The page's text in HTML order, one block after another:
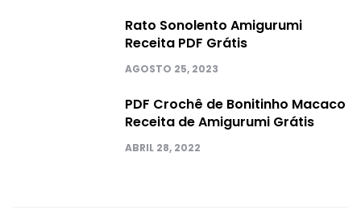
Rato Sonolento Amigurumi
Receita PDF Grátis
AGOSTO 25, 2023
PDF Crochê de Bonitinho Macaco
Receita de Amigurumi Grátis
ABRIL 28, 2022